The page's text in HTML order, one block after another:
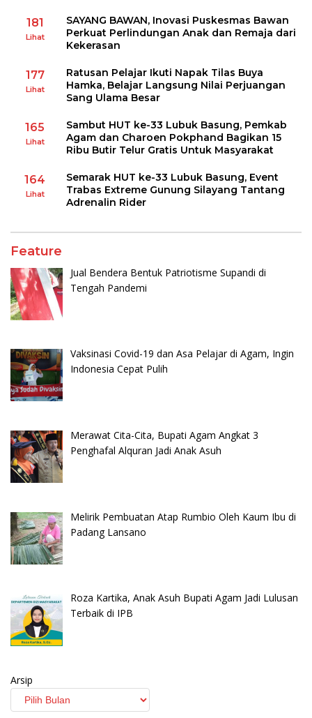
181
Lihat
SAYANG BAWAN, Inovasi Puskesmas Bawan
Perkuat Perlindungan Anak dan Remaja dari
Kekerasan
177
Lihat
Ratusan Pelajar Ikuti Napak Tilas Buya
Hamka, Belajar Langsung Nilai Perjuangan
Sang Ulama Besar
165
Lihat
Sambut HUT ke-33 Lubuk Basung, Pemkab
Agam dan Charoen Pokphand Bagikan 15
Ribu Butir Telur Gratis Untuk Masyarakat
164
Lihat
Semarak HUT ke-33 Lubuk Basung, Event
Trabas Extreme Gunung Silayang Tantang
Adrenalin Rider
Feature
Jual Bendera Bentuk Patriotisme Supandi di
Tengah Pandemi
Vaksinasi Covid-19 dan Asa Pelajar di Agam, Ingin
Indonesia Cepat Pulih
Merawat Cita-Cita, Bupati Agam Angkat 3
Penghafal Alquran Jadi Anak Asuh
Melirik Pembuatan Atap Rumbio Oleh Kaum Ibu di
Padang Lansano
Roza Kartika, Anak Asuh Bupati Agam Jadi Lulusan
Terbaik di IPB
Arsip